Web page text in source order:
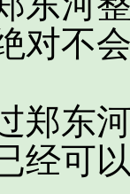
对不
东河
经可